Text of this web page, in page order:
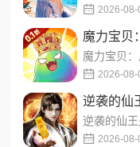
2026-08-
魔力宝贝
2026-08-
逆袭的仙
2026-08-